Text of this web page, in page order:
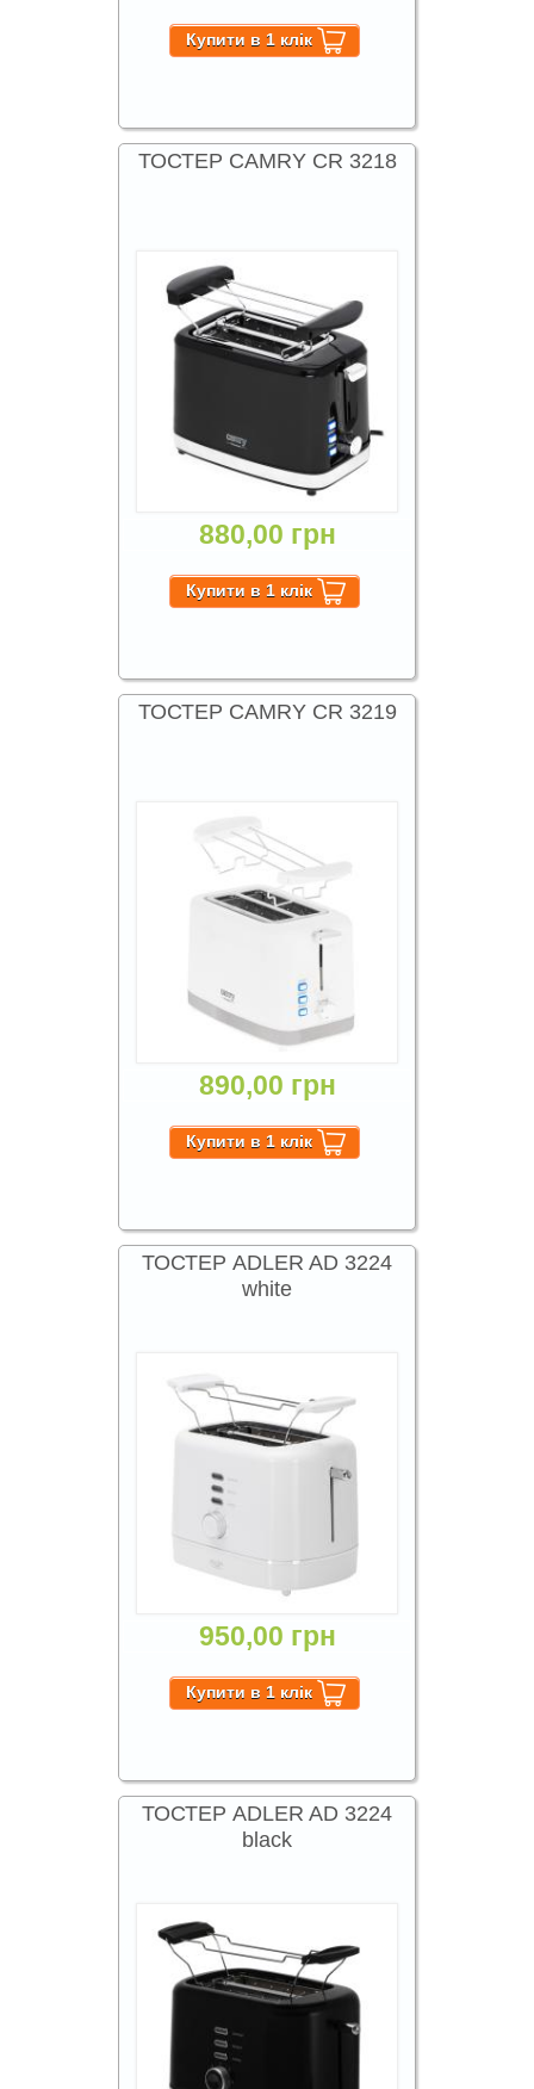
ТОСТЕР CAMRY CR 3218
880,00 грн
ТОСТЕР CAMRY CR 3219
890,00 грн
ТОСТЕР ADLER AD 3224
white
950,00 грн
ТОСТЕР ADLER AD 3224
black